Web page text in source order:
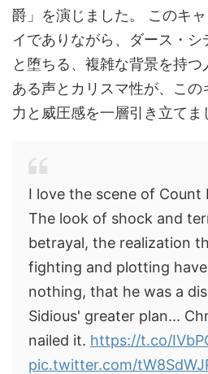
爵」を演じました。 このキ
イでありながら、ダース・
と堕ちる、複雑な背景を持
ある声とカリスマ性が、こ
力と威圧感を一層引き立てま
I love the scene of Count
The look of shock and
betrayal, the realization
fighting and plotting
nothing, that he was a
Sidious' greater plan...
nailed it. https://t.co/
pic.twitter.com/